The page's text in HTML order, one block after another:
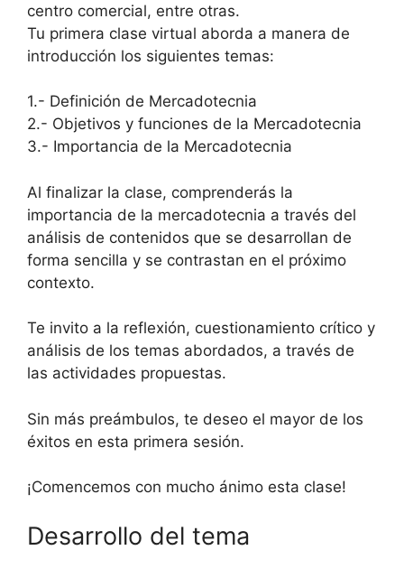
centro comercial, entre otras.
Tu primera clase virtual aborda a manera de
introducción los siguientes temas:
1.- Definición de Mercadotecnia
2.- Objetivos y funciones de la Mercadotecnia
3.- Importancia de la Mercadotecnia
Al finalizar la clase, comprenderás la
importancia de la mercadotecnia a través del
análisis de contenidos que se desarrollan de
forma sencilla y se contrastan en el próximo
contexto.
Te invito a la reflexión, cuestionamiento crítico y
análisis de los temas abordados, a través de
las actividades propuestas.
Sin más preámbulos, te deseo el mayor de los
éxitos en esta primera sesión.
¡Comencemos con mucho ánimo esta clase!
Desarrollo del tema